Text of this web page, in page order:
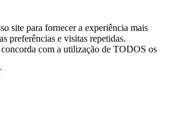
site para fornecer a experiência mais
preferências e visitas repetidas.
com a utilização de TODOS os